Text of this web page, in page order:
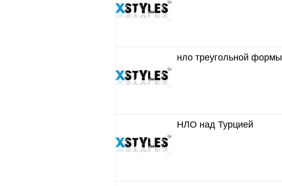
нло треугольной формы
НЛО над Турцией